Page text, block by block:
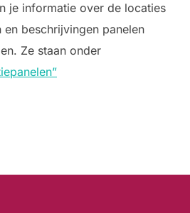
je informatie over de locaties
beschrijvingen panelen
Ze staan onder